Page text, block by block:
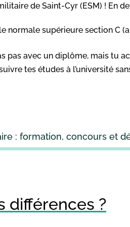
de Saint-Cyr (ESM) ! En
normale supérieure section C
pas avec un diplôme, mais tu
tes études à l’université
: formation, concours et
différences ?